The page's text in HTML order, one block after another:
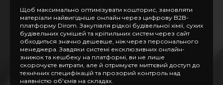
Щоб максимально оптимізувати кошторис, замовляти
матеріали найвигідніше онлайн через цифрову B2B-
платформу Dirom. Закупівля рідкої будівельної хімії, сухих
будівельних сумішей та кріпильних систем через сайт
обходиться значно дешевше, ніж через персонального
менеджера. Завдяки системі ексклюзивних онлайн-
знижок та кешбеку на платформі, ви не лише
скорочуєте витрати, але й отримуєте миттєвий доступ до
технічних специфікацій та прозорий контроль над
наявністю об'ємів на складах.